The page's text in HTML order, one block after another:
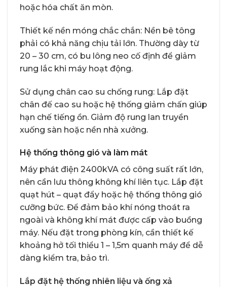
hoặc hóa chất ăn mòn.
Thiết kế nền móng chắc chắn: Nền bê tông
phải có khả năng chịu tải lớn. Thường dày từ
20 – 30 cm, có bu lông neo cố định để giảm
rung lắc khi máy hoạt động.
Sử dụng chân cao su chống rung: Lắp đặt
chân đế cao su hoặc hệ thống giảm chấn giúp
hạn chế tiếng ồn. Giảm độ rung lan truyền
xuống sàn hoặc nền nhà xưởng.
Hệ thống thông gió và làm mát
Máy phát điện 2400kVA có công suất rất lớn,
nên cần lưu thông không khí liên tục. Lắp đặt
quạt hút – quạt đẩy hoặc hệ thống thông gió
cưỡng bức. Để đảm bảo khí nóng thoát ra
ngoài và không khí mát được cấp vào buồng
máy. Nếu đặt trong phòng kín, cần thiết kế
khoảng hở tối thiểu 1 – 1,5m quanh máy để dễ
dàng kiểm tra, bảo trì.
Lắp đặt hệ thống nhiên liệu và ống xả